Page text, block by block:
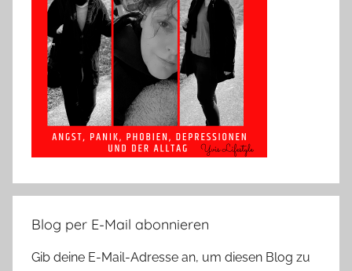
Blog per E-Mail abonnieren
Gib deine E-Mail-Adresse an, um diesen Blog zu